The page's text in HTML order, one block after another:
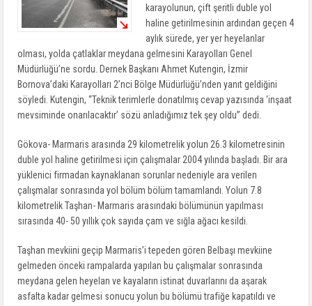
karayolunun, çift şeritli duble yol
haline getirilmesinin ardından geçen 4
aylık sürede, yer yer heyelanlar
olması, yolda çatlaklar meydana gelmesini Karayolları Genel
Müdürlüğü’ne sordu. Dernek Başkanı Ahmet Kutengin, İzmir
Bornova’daki Karayolları 2’nci Bölge Müdürlüğü’nden yanıt geldiğini
söyledi. Kutengin, “Teknik terimlerle donatılmış cevap yazısında ‘inşaat
mevsiminde onarılacaktır’ sözü anladığımız tek şey oldu” dedi.
Gökova- Marmaris arasında 29 kilometrelik yolun 26.3 kilometresinin
duble yol haline getirilmesi için çalışmalar 2004 yılında başladı. Bir ara
yüklenici firmadan kaynaklanan sorunlar nedeniyle ara verilen
çalışmalar sonrasında yol bölüm bölüm tamamlandı. Yolun 7.8
kilometrelik Taşhan- Marmaris arasındaki bölümünün yapılması
sırasında 40- 50 yıllık çok sayıda çam ve sığla ağacı kesildi.
Taşhan mevkiini geçip Marmaris’i tepeden gören Belbaşı mevkiine
gelmeden önceki rampalarda yapılan bu çalışmalar sonrasında
meydana gelen heyelan ve kayaların istinat duvarlarını da aşarak
asfalta kadar gelmesi sonucu yolun bu bölümü trafiğe kapatıldı ve